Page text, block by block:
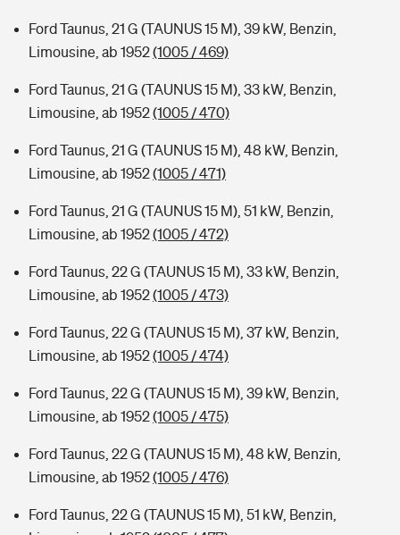
Ford Taunus, 21 G (TAUNUS 15 M), 39 kW, Benzin,
Limousine, ab 1952(1005 / 469)
Ford Taunus, 21 G (TAUNUS 15 M), 33 kW, Benzin,
Limousine, ab 1952(1005 / 470)
Ford Taunus, 21 G (TAUNUS 15 M), 48 kW, Benzin,
Limousine, ab 1952(1005 / 471)
Ford Taunus, 21 G (TAUNUS 15 M), 51 kW, Benzin,
Limousine, ab 1952(1005 / 472)
Ford Taunus, 22 G (TAUNUS 15 M), 33 kW, Benzin,
Limousine, ab 1952(1005 / 473)
Ford Taunus, 22 G (TAUNUS 15 M), 37 kW, Benzin,
Limousine, ab 1952(1005 / 474)
Ford Taunus, 22 G (TAUNUS 15 M), 39 kW, Benzin,
Limousine, ab 1952(1005 / 475)
Ford Taunus, 22 G (TAUNUS 15 M), 48 kW, Benzin,
Limousine, ab 1952(1005 / 476)
Ford Taunus, 22 G (TAUNUS 15 M), 51 kW, Benzin,